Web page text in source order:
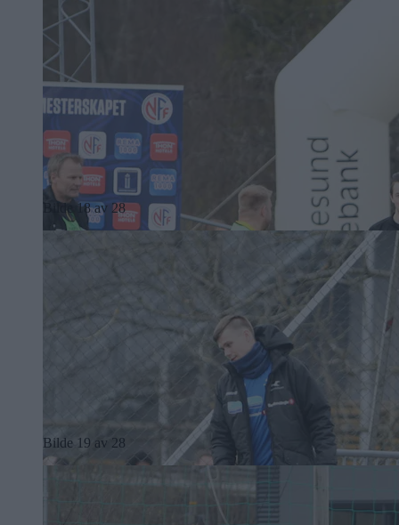
Bilde 18 av 28
Bilde 19 av 28